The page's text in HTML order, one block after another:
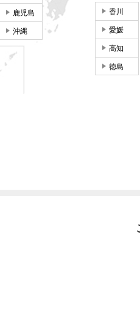
香川
愛媛
高知
徳島
鹿児島
沖縄